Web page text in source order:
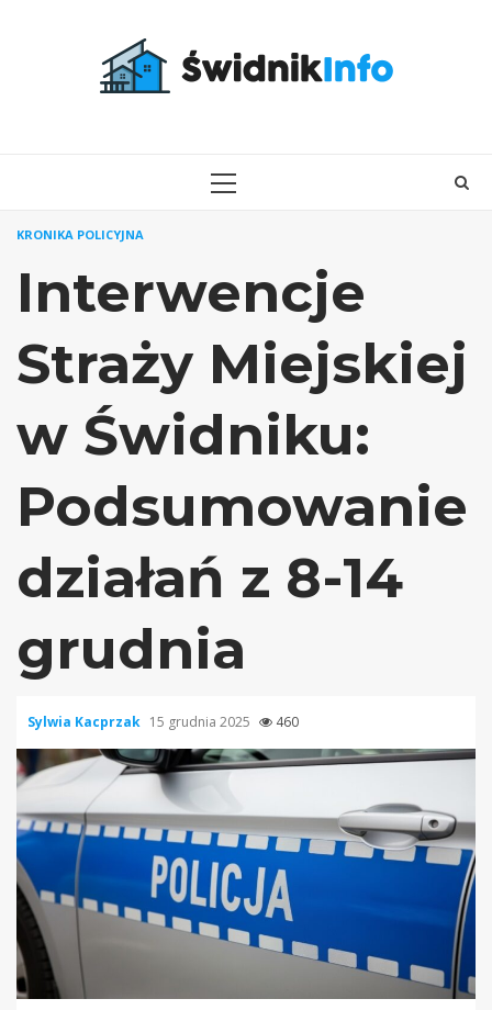
PRIMARY
KRONIKA POLICYJNA
Interwencje
Straży Miejskiej
w Świdniku:
Podsumowanie
działań z 8-14
grudnia
Sylwia Kacprzak 15 grudnia 2025 460